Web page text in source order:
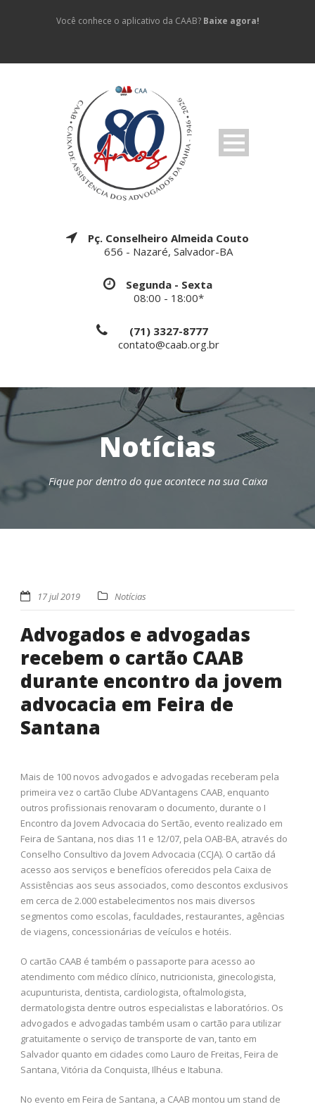
Você conhece o aplicativo da CAAB? Baixe agora!
Pç. Conselheiro Almeida Couto
656 - Nazaré, Salvador-BA
Segunda - Sexta
08:00 - 18:00*
(71) 3327-8777
contato@caab.org.br
Notícias
Fique por dentro do que acontece na sua Caixa
17 jul 2019 Notícias
Advogados e advogadas
recebem o cartão CAAB
durante encontro da jovem
advocacia em Feira de
Santana
Mais de 100 novos advogados e advogadas receberam pela
primeira vez o cartão Clube ADVantagens CAAB, enquanto
outros profissionais renovaram o documento, durante o I
Encontro da Jovem Advocacia do Sertão, evento realizado em
Feira de Santana, nos dias 11 e 12/07, pela OAB-BA, através do
Conselho Consultivo da Jovem Advocacia (CCJA). O cartão dá
acesso aos serviços e benefícios oferecidos pela Caixa de
Assistências aos seus associados, como descontos exclusivos
em cerca de 2.000 estabelecimentos nos mais diversos
segmentos como escolas, faculdades, restaurantes, agências
de viagens, concessionárias de veículos e hotéis.
O cartão CAAB é também o passaporte para acesso ao
atendimento com médico clínico, nutricionista, ginecologista,
acupunturista, dentista, cardiologista, oftalmologista,
dermatologista dentre outros especialistas e laboratórios. Os
advogados e advogadas também usam o cartão para utilizar
gratuitamente o serviço de transporte de van, tanto em
Salvador quanto em cidades como Lauro de Freitas, Feira de
Santana, Vitória da Conquista, Ilhéus e Itabuna.
No evento em Feira de Santana, a CAAB montou um stand de